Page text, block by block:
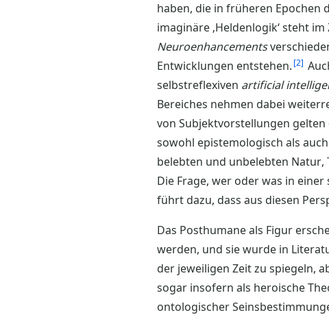
haben, die in früheren Epochen
imaginäre ‚Heldenlogik‘ steht
Neuroenhancements
Entwicklungen entstehen. 2
selbstreflexiven artificial
Bereiches nehmen dabei
von Subjektvorstellungen gelten
sowohl epistemologisch als
belebten und unbelebten Natur,
Die Frage, wer oder was in
führt dazu, dass aus diesen
Das Posthumane als Figur
werden, und sie wurde in
der jeweiligen Zeit zu spiegeln,
sogar insofern als heroische
ontologischer